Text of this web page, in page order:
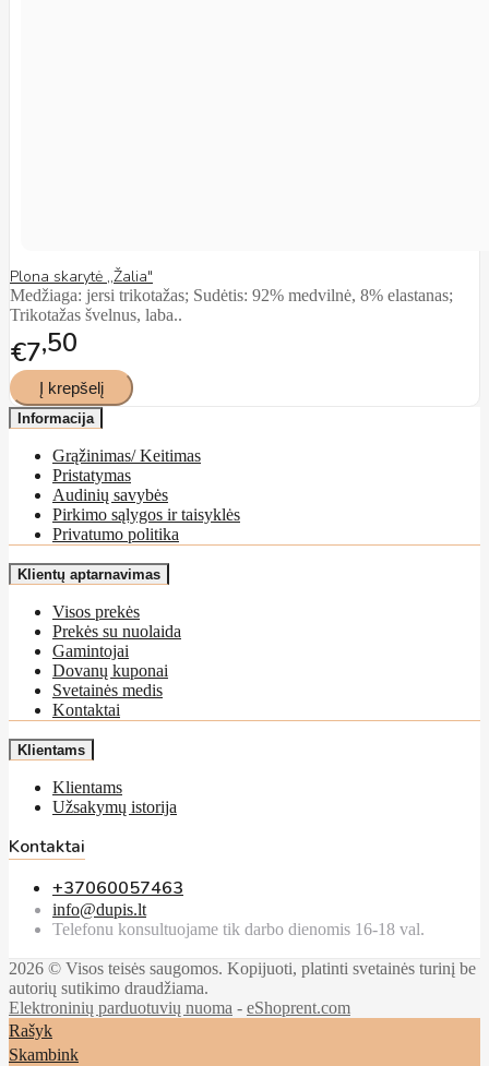
Plona skarytė ,,Žalia"
Medžiaga: jersi trikotažas; Sudėtis: 92% medvilnė, 8% elastanas;
Trikotažas švelnus, laba..
€7 50
Informacija
Grąžinimas/ Keitimas
Pristatymas
Audinių savybės
Pirkimo sąlygos ir taisyklės
Privatumo politika
Klientų aptarnavimas
Visos prekės
Prekės su nuolaida
Gamintojai
Dovanų kuponai
Svetainės medis
Kontaktai
Klientams
Klientams
Užsakymų istorija
Kontaktai
+37060057463
info@dupis.lt
Telefonu konsultuojame tik darbo dienomis 16-18 val.
2026 © Visos teisės saugomos. Kopijuoti, platinti svetainės turinį be
autorių sutikimo draudžiama.
Elektroninių parduotuvių nuoma - eShoprent.com
Rašyk
Skambink